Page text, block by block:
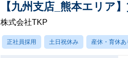
【九州支店_熊本エリ
株式会社TKP
正社員採用 土日祝休み 産休・育休あ